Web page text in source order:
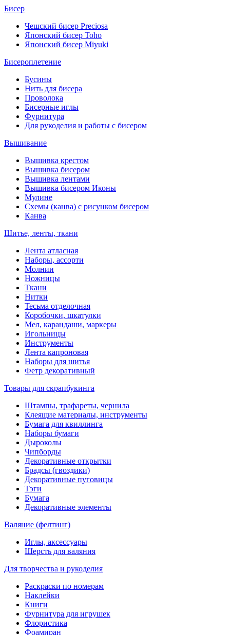
Бисер
Чешский бисер Preciosa
Японский бисер Toho
Японский бисер Miyuki
Бисероплетение
Бусины
Нить для бисера
Проволока
Бисерные иглы
Фурнитура
Для рукоделия и работы с бисером
Вышивание
Вышивка крестом
Вышивка бисером
Вышивка лентами
Вышивка бисером Иконы
Мулине
Схемы (канва) с рисунком бисером
Канва
Шитье, ленты, ткани
Лента атласная
Наборы, ассорти
Молнии
Ножницы
Ткани
Нитки
Тесьма отделочная
Коробочки, шкатулки
Мел, карандаши, маркеры
Игольницы
Инструменты
Лента капроновая
Наборы для шитья
Фетр декоративный
Товары для скрапбукинга
Штампы, трафареты, чернила
Клеящие материалы, инструменты
Бумага для квиллинга
Наборы бумаги
Дыроколы
Чипборды
Декоративные открытки
Брадсы (гвоздики)
Декоративные пуговицы
Тэги
Бумага
Декоративные элементы
Валяние (фелтинг)
Иглы, аксессуары
Шерсть для валяния
Для творчества и рукоделия
Раскраски по номерам
Наклейки
Книги
Фурнитура для игрушек
Флористика
Фоамиран